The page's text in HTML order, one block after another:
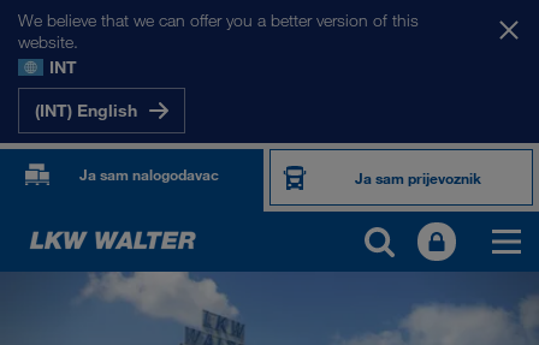
We believe that we can offer you a better version of this
website.
INT
(INT) English
Ja sam nalogodavac Ja sam prijevoznik